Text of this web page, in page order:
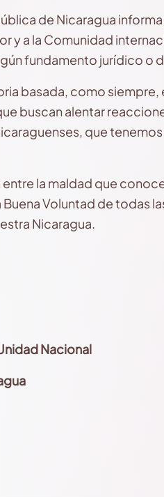
de Nicaragua informa
y a la Comunidad
fundamento jurídico o
basada, como siempre,
buscan alentar
que
la maldad que
Voluntad de todas
Nicaragua.
Nacional